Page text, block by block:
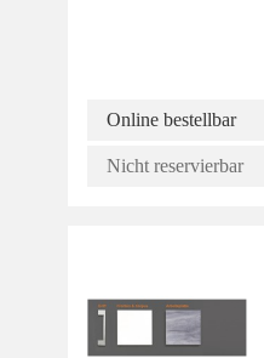
Online bestellbar
Nicht reservierbar